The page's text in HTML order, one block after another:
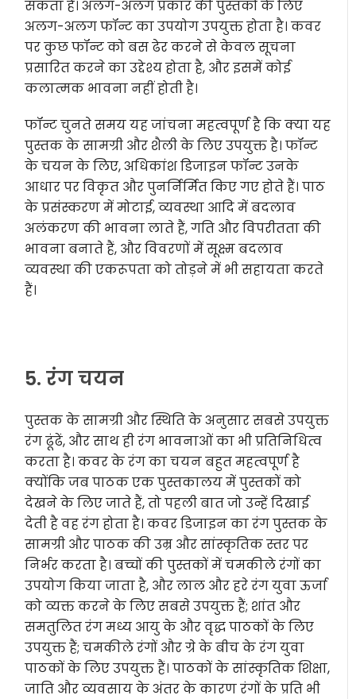
सकता है। अलग-अलग प्रकार की पुस्तकों के लिए
अलग-अलग फॉन्ट का उपयोग उपयुक्त होता है। कवर
पर कुछ फॉन्ट को बस ढेर करने से केवल सूचना
प्रसारित करने का उद्देश्य होता है, और इसमें कोई
कलात्मक भावना नहीं होती है।
फॉन्ट चुनते समय यह जांचना महत्वपूर्ण है कि क्या यह
पुस्तक के सामग्री और शैली के लिए उपयुक्त है। फॉन्ट
के चयन के लिए, अधिकांश डिजाइन फॉन्ट उनके
आधार पर विकृत और पुनर्निर्मित किए गए होते हैं। पाठ
के प्रसंस्करण में मोटाई, व्यवस्था आदि में बदलाव
अलंकरण की भावना लाते हैं, गति और विपरीतता की
भावना बनाते हैं, और विवरणों में सूक्ष्म बदलाव
व्यवस्था की एकरूपता को तोड़ने में भी सहायता करते
हैं।
5. रंग चयन
पुस्तक के सामग्री और स्थिति के अनुसार सबसे उपयुक्त
रंग ढूंढें, और साथ ही रंग भावनाओं का भी प्रतिनिधित्व
करता है। कवर के रंग का चयन बहुत महत्वपूर्ण है
क्योंकि जब पाठक एक पुस्तकालय में पुस्तकों को
देखने के लिए जाते हैं, तो पहली बात जो उन्हें दिखाई
देती है वह रंग होता है। कवर डिजाइन का रंग पुस्तक के
सामग्री और पाठक की उम्र और सांस्कृतिक स्तर पर
निर्भर करता है। बच्चों की पुस्तकों में चमकीले रंगों का
उपयोग किया जाता है, और लाल और हरे रंग युवा ऊर्जा
को व्यक्त करने के लिए सबसे उपयुक्त हैं; शांत और
समतुलित रंग मध्य आयु के और वृद्ध पाठकों के लिए
उपयुक्त हैं; चमकीले रंगों और ग्रे के बीच के रंग युवा
पाठकों के लिए उपयुक्त हैं। पाठकों के सांस्कृतिक शिक्षा,
जाति और व्यवसाय के अंतर के कारण रंगों के प्रति भी